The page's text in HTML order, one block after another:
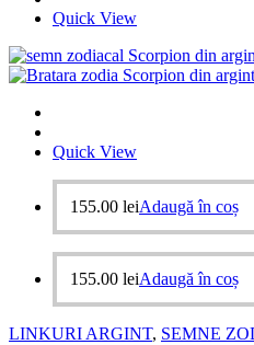
Quick View
Quick View
155.00 leiAdaugă în coș
155.00 leiAdaugă în coș
LINKURI ARGINT, SEMNE